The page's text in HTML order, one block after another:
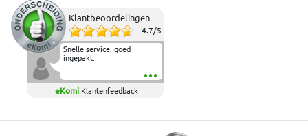
Klantbeoordelingen
4.7/5
Snelle service, goed
ingepakt.
eKomi Klantenfeedback